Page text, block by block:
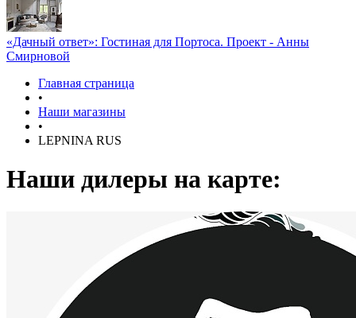
«Дачный ответ»: Гостиная для Портоса. Проект - Анны
Смирновой
Главная страница
•
Наши магазины
•
LEPNINA RUS
Наши дилеры на карте: